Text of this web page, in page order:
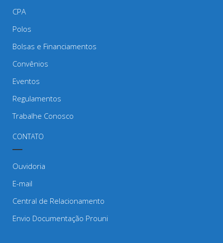
CPA
Polos
Bolsas e Financiamentos
Convênios
Eventos
Regulamentos
Trabalhe Conosco
CONTATO
Ouvidoria
E-mail
Central de Relacionamento
Envio Documentação Prouni